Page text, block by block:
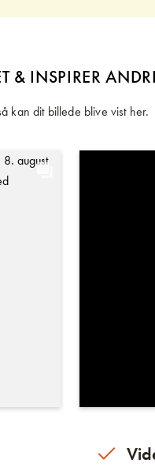
& INSPIRER
kan dit billede blive vist her.